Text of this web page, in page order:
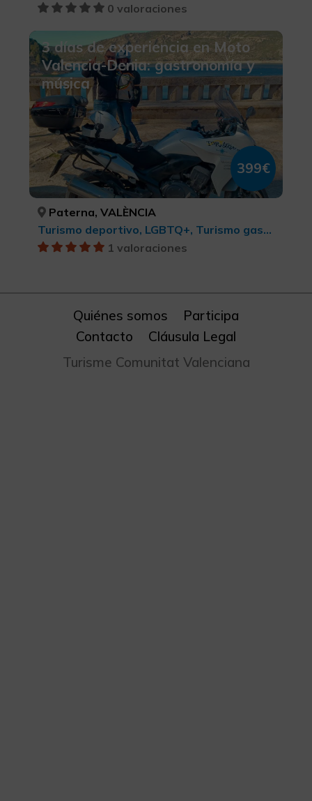
0 valoraciones
3 días de experiencia en Moto
Valencia-Denia: gastronomía y
música
399€
Paterna, VALÈNCIA
Turismo deportivo, LGBTQ+, Turismo gastronómico, Ciudades, Turismo de ocio y diversión, Turismo cultural, BTT, cicloturismo y ciclismo
1 valoraciones
Quiénes somos
Participa
Contacto
Cláusula Legal
Turisme Comunitat Valenciana